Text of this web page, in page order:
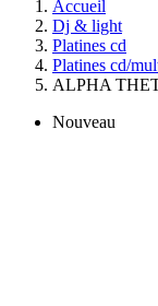
Accueil
Dj & light
Platines cd
Platines cd/
ALPHA
Nouveau